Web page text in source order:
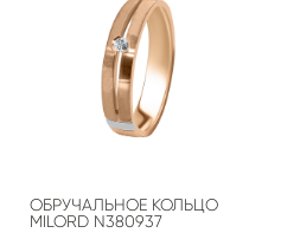
ОБРУЧАЛЬНОЕ КОЛЬЦО
MILORD N380937